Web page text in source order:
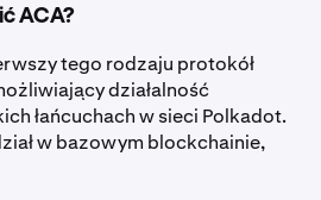
ACA?
tego rodzaju protokół
działalność
łańcuchach w sieci Polkadot.
w bazowym blockchainie,